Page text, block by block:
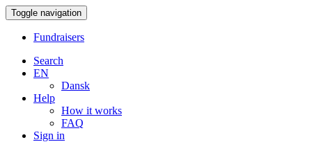
Toggle navigation
Fundraisers
Search
EN
Dansk
Help
How it works
FAQ
Sign in